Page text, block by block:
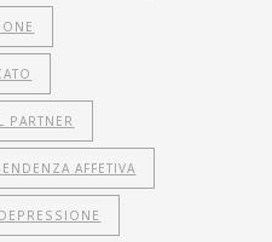
PARTNER
AFFETIVA